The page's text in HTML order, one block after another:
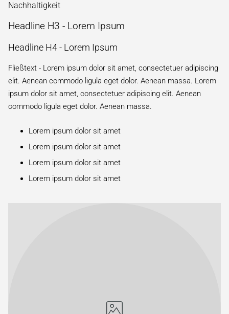
Nachhaltigkeit
Headline H3 - Lorem Ipsum
Headline H4 - Lorem Ipsum
Fließtext - Lorem ipsum dolor sit amet, consectetuer adipiscing
elit. Aenean commodo ligula eget dolor. Aenean massa. Lorem
ipsum dolor sit amet, consectetuer adipiscing elit. Aenean
commodo ligula eget dolor. Aenean massa.
Lorem ipsum dolor sit amet
Lorem ipsum dolor sit amet
Lorem ipsum dolor sit amet
Lorem ipsum dolor sit amet